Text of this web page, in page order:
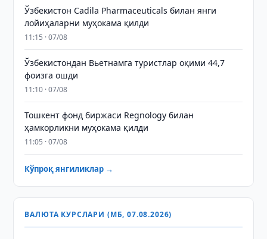
Ўзбекистон Cadila Pharmaceuticals билан янги
лойиҳаларни муҳокама қилди
11:15 · 07/08
Ўзбекистондан Вьетнамга туристлар оқими 44,7
фоизга ошди
11:10 · 07/08
Тошкент фонд биржаси Regnology билан
ҳамкорликни муҳокама қилди
11:05 · 07/08
Кўпроқ янгиликлар →
ВАЛЮТА КУРСЛАРИ (МБ, 07.08.2026)